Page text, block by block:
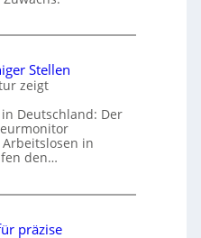
Stellen
zeigt
Deutschland: Der
in
den…
präzise